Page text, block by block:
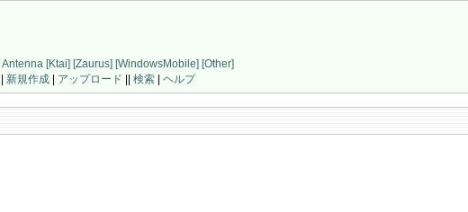
Antenna [Ktai] [Zaurus] [WindowsMobile] [Other]
| 新規作成 | アップロード || 検索 | ヘルプ